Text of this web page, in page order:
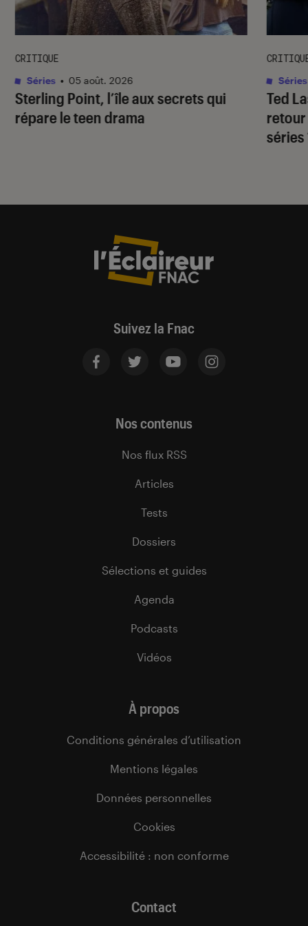
Sterling Point, l’île aux secrets qui
répare le teen drama
CRITIQUE
Séries • 05 août. 2026
Ted
retour
séries
Séries
Suivez la Fnac
Nos contenus
Nos flux RSS
Articles
Tests
Dossiers
Sélections et guides
Agenda
Podcasts
Vidéos
À propos
Conditions générales d’utilisation
Mentions légales
Données personnelles
Cookies
Accessibilité : non conforme
Contact